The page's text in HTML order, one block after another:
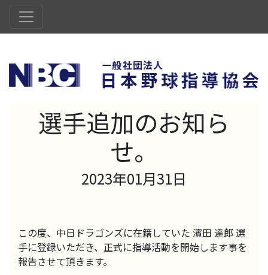
選手追加のお知ら
せ。
2023年01月31日
この度、中日ドラゴンズに在籍していた 濱田 達郎 選
手に登録いただき、正式に指導活動を開始します事を
報告させて頂きます。